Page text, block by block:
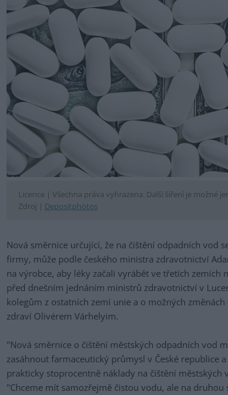
Licence | Všechna práva vyhrazena. Další šíření je možné
Zdroj | Depositphotos
Nová směrnice určující, že na čištění odpadních vod
firmy, může podle českého ministra zdravotnictví
na výrobce, aby léky začali vyrábět ve třetích
před dnešním jednáním ministrů zdravotnictví v
kolegům z ostatních zemí unie a o možných
zdraví Olivérem Várhelyim.
"Nová směrnice o čištění městských odpadních vod
zasáhnout farmaceutický průmysl v České republice
prakticky stoprocentně náklady na čištění
"Chceme mít samozřejmě čistou vodu, ale na